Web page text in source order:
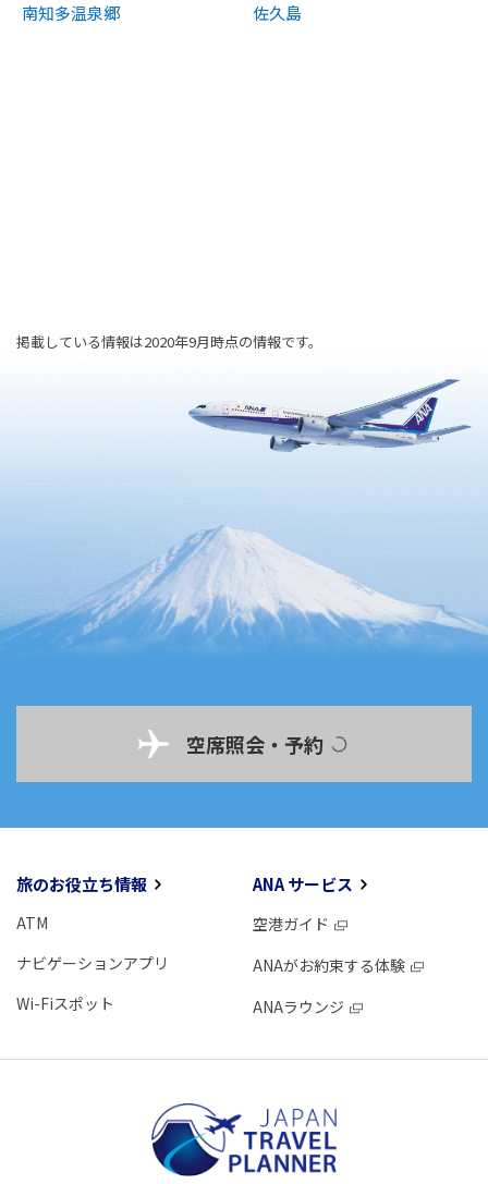
南知多温泉郷 佐久島
掲載している情報は2020年9月時点の情報です。
空席照会・予約
旅のお役立ち情報
ATM
ナビゲーションアプリ
Wi-Fiスポット
ANA サービス
空港ガイド
ANAがお約束する体験
ANAラウンジ